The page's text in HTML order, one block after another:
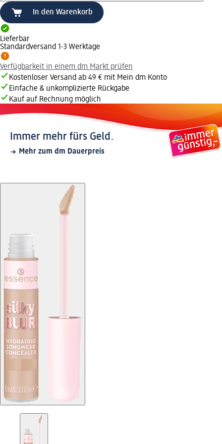
In den Warenkorb
Lieferbar
Standardversand 1-3 Werktage
Verfügbarkeit in einem dm Markt prüfen
Kostenloser Versand ab 49 € mit Mein dm Konto
Einfache & unkomplizierte Rückgabe
Kauf auf Rechnung möglich
Immer mehr fürs Geld.
Mehr zum dm Dauerpreis